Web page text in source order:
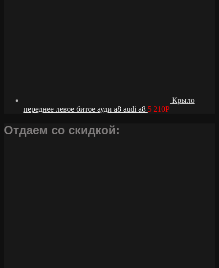
Крыло
переднее левое битое ауди а8 audi a8 5 210Р
Отдаем со скидкой: